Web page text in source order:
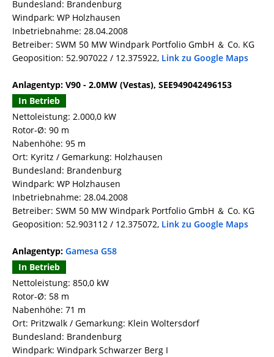
Bundesland: Brandenburg
Windpark: WP Holzhausen
Inbetriebnahme: 28.04.2008
Betreiber: SWM 50 MW Windpark Portfolio GmbH ＆ Co. KG
Geoposition: 52.907022 / 12.375922, Link zu Google Maps
Anlagentyp: V90 - 2.0MW (Vestas), SEE949042496153
In Betrieb
Nettoleistung: 2.000,0 kW
Rotor-Ø: 90 m
Nabenhöhe: 95 m
Ort: Kyritz / Gemarkung: Holzhausen
Bundesland: Brandenburg
Windpark: WP Holzhausen
Inbetriebnahme: 28.04.2008
Betreiber: SWM 50 MW Windpark Portfolio GmbH ＆ Co. KG
Geoposition: 52.903112 / 12.375072, Link zu Google Maps
Anlagentyp: Gamesa G58
In Betrieb
Nettoleistung: 850,0 kW
Rotor-Ø: 58 m
Nabenhöhe: 71 m
Ort: Pritzwalk / Gemarkung: Klein Woltersdorf
Bundesland: Brandenburg
Windpark: Windpark Schwarzer Berg I